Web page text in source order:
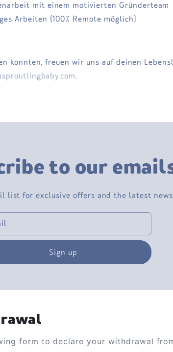
mit einem motivierten Gründerteam
Arbeiten (100% Remote möglich)
konnten, freuen wir uns auf deinen
.
to our
list for exclusive offers and the latest
Sign up
form to declare your withdrawal